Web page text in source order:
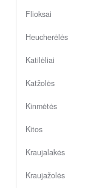
Flioksai
Heucherėlės
Katilėliai
Katžolės
Kinmėtės
Kitos
Kraujalakės
Kraujažolės